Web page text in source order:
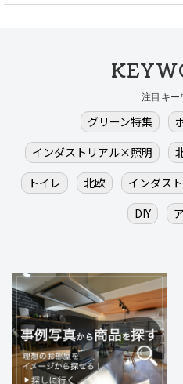
注目キー
グリーン特集
インダストリアル×照明
トイレ
北欧 インダス
DIY